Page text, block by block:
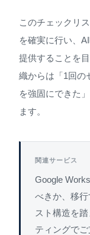
このチェックリ
を確実に行い、
提供することを
織からは「1回の
を強固にできた
ます。
関連サービス
Google
べきか、移
スト構造を
ティングでご